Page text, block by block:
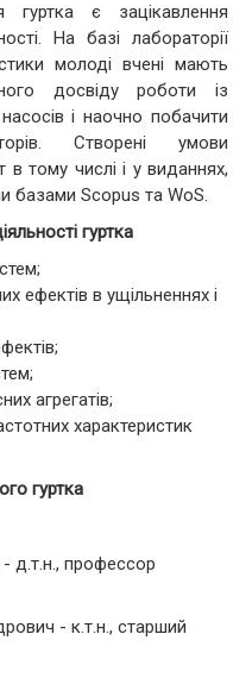
є зацікавлення
На базі лабораторії
молоді вчені мають
досвіду роботи із
і наочно побачити
Створені умови
в тому числі і у виданнях,
базами Scopus та WoS.
гуртка
ефектів в ущільненнях і
агрегатів;
характеристик
гуртка
д.т.н., профессор
- к.т.н., старший